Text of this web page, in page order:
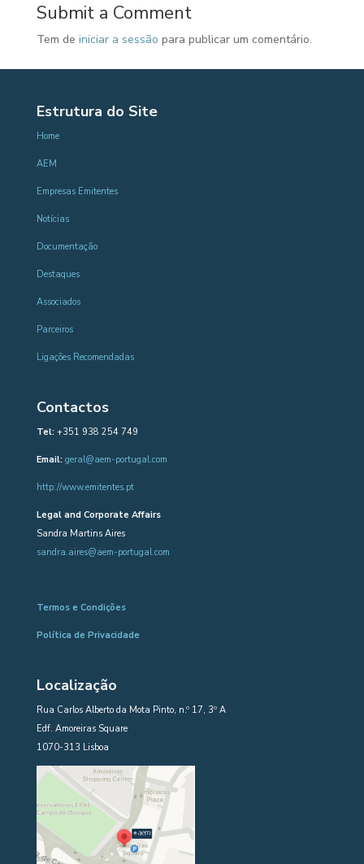
Submit a Comment
Tem de iniciar a sessão para publicar um comentário.
Estrutura do Site
Home
AEM
Empresas Emitentes
Notícias
Documentação
Destaques
Associados
Parceiros
Ligações Recomendadas
Contactos
Tel:+351 938 254 749
Email: geral@aem-portugal.com
http://www.emitentes.pt
Legal and Corporate Affairs
Sandra Martins Aires
sandra.aires@aem-portugal.com
Termos e Condições
Política de Privacidade
Localização
Rua Carlos Alberto da Mota Pinto, n.º 17, 3º A
Edf. Amoreiras Square
1070-313 Lisboa